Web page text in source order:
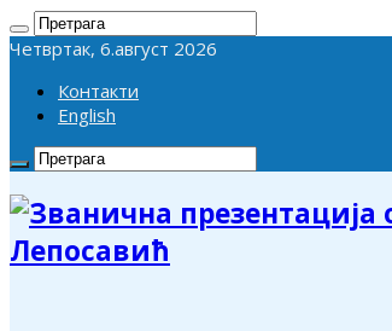
Четвртак, 6.август 2026
Контакти
English
Лепосавић